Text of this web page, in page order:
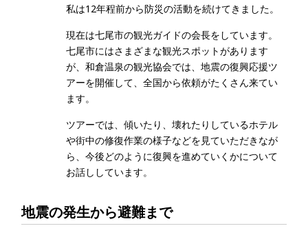
私は12年程前から防災の活動を続けてきました。
現在は七尾市の観光ガイドの会長をしています。
七尾市にはさまざまな観光スポットがあります
が、和倉温泉の観光協会では、地震の復興応援ツ
アーを開催して、全国から依頼がたくさん来てい
ます。
ツアーでは、傾いたり、壊れたりしているホテル
や街中の修復作業の様子などを見ていただきなが
ら、今後どのように復興を進めていくかについて
お話ししています。
地震の発生から避難まで